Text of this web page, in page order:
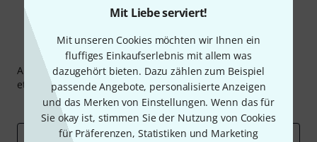
Mit Liebe serviert!
Mit unseren Cookies möchten wir Ihnen ein
fluffiges Einkaufserlebnis mit allem was
dazugehört bieten. Dazu zählen zum Beispiel
passende Angebote, personalisierte Anzeigen
und das Merken von Einstellungen. Wenn das für
Sie okay ist, stimmen Sie der Nutzung von Cookies
für Präferenzen, Statistiken und Marketing
Thomann Newsletter
Abonniere den Thomann Newsletter und gewinne mit
etwas Glück einen von50 Gutscheinenüber jeweils50€
Inspirierende Beiträge
Deals Thomann Insights